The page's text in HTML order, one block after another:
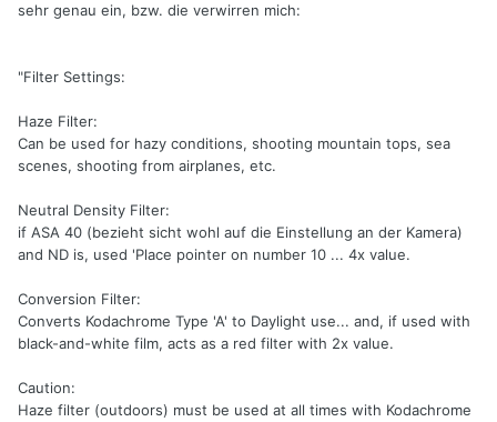
sehr genau ein, bzw. die verwirren mich:
"Filter Settings:
Haze Filter:
Can be used for hazy conditions, shooting mountain tops, sea
scenes, shooting from airplanes, etc.
Neutral Density Filter:
if ASA 40 (bezieht sicht wohl auf die Einstellung an der Kamera)
and ND is, used 'Place pointer on number 10 ... 4x value.
Conversion Filter:
Converts Kodachrome Type 'A' to Daylight use... and, if used with
black-and-white film, acts as a red filter with 2x value.
Caution:
Haze filter (outdoors) must be used at all times with Kodachrome